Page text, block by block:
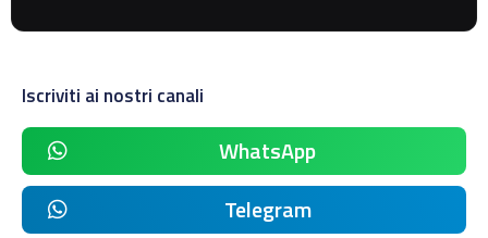
Iscriviti ai nostri canali
WhatsApp
Telegram